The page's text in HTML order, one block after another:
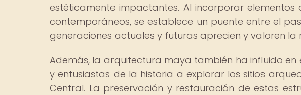
estéticamente impactantes. Al incorporar
contemporáneos, se establece un puente entre el
generaciones actuales y futuras aprecien y valoren
Además, la arquitectura maya también ha influido
y entusiastas de la historia a explorar los sitios
Central. La preservación y restauración de estas